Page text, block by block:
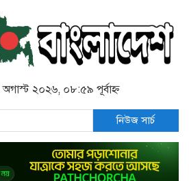
২০২৬, ০৮:৫৯ পূর্বাহ্ন
নিউজ সার্চ